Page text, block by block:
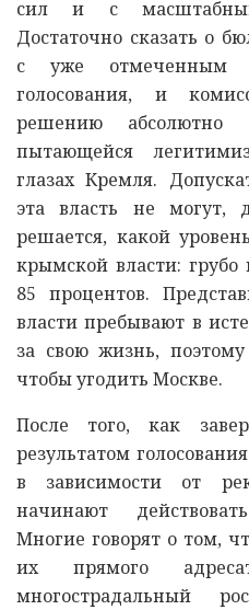
сил и с
Достаточно сказать о
с уже отмеченным
голосования, и
решению абсолютно
пытающейся
глазах Кремля.
эта власть не могут,
решается, какой
крымской власти: грубо
85 процентов.
власти пребывают в
за свою жизнь,
чтобы угодить Москве.
После того, как
результатом
в зависимости от
начинают
Многие говорят о том,
их прямого
многострадальный